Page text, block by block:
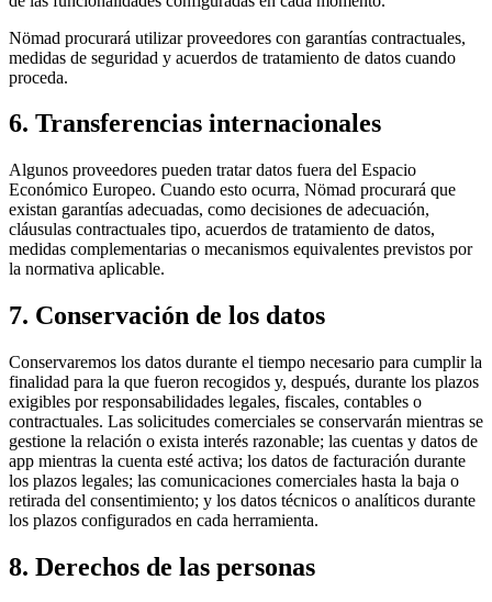
Nömad procurará utilizar proveedores con garantías contractuales,
medidas de seguridad y acuerdos de tratamiento de datos cuando
proceda.
6. Transferencias internacionales
Algunos proveedores pueden tratar datos fuera del Espacio
Económico Europeo. Cuando esto ocurra, Nömad procurará que
existan garantías adecuadas, como decisiones de adecuación,
cláusulas contractuales tipo, acuerdos de tratamiento de datos,
medidas complementarias o mecanismos equivalentes previstos por
la normativa aplicable.
7. Conservación de los datos
Conservaremos los datos durante el tiempo necesario para cumplir la
finalidad para la que fueron recogidos y, después, durante los plazos
exigibles por responsabilidades legales, fiscales, contables o
contractuales. Las solicitudes comerciales se conservarán mientras se
gestione la relación o exista interés razonable; las cuentas y datos de
app mientras la cuenta esté activa; los datos de facturación durante
los plazos legales; las comunicaciones comerciales hasta la baja o
retirada del consentimiento; y los datos técnicos o analíticos durante
los plazos configurados en cada herramienta.
8. Derechos de las personas